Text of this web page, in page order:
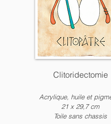
Clitoridectomie
Acrylique, huile et
21 x 29,7 cm
Toile sans chassis